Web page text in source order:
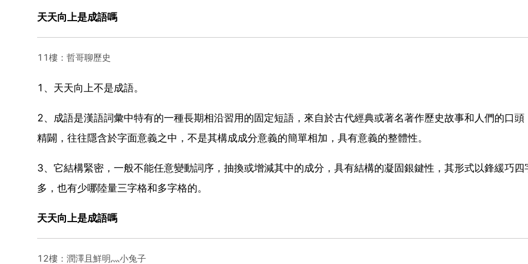
天天向上是成語嗎
11樓：哲哥聊歷史
1、天天向上不是成語。
2、成語是漢語詞彙中特有的一種長期相沿習用的固定短語，來自於古代經典或著名著作歷史故事和人們的口頭
精闢，往往隱含於字面意義之中，不是其構成成分意義的簡單相加，具有意義的整體性。
3、它結構緊密，一般不能任意變動詞序，抽換或增減其中的成分，具有結構的凝固銀鍵性，其形式以鋒緩巧四
多，也有少哪陸量三字格和多字格的。
天天向上是成語嗎
12樓：潤澤且鮮明灬小兔子